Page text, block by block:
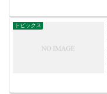
トピックス